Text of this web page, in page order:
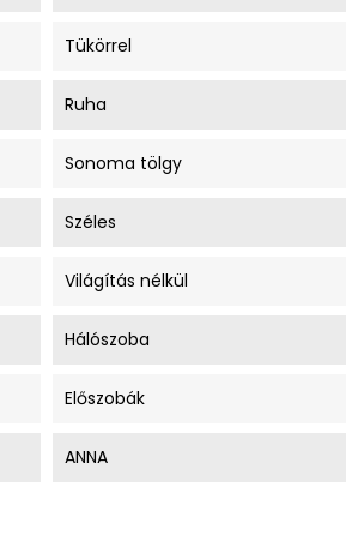
Tükörrel
Ruha
Sonoma tölgy
Széles
Világítás nélkül
Hálószoba
Előszobák
ANNA